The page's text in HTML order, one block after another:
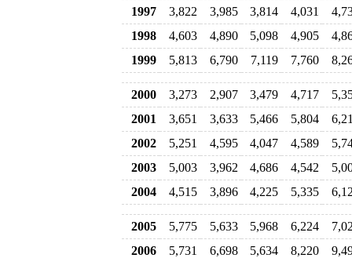
1997
3,822 3,985 3,814 4,031
1998
4,603 4,890 5,098 4,905
1999
5,813 6,790 7,119 7,760
2000 3,273 2,907 3,479 4,717
2001
3,651 3,633 5,466 5,804
2002
5,251 4,595 4,047 4,589
2003
5,003 3,962 4,686 4,542
2004
4,515 3,896 4,225 5,335
2005 5,775 5,633 5,968 6,224
2006
5,731 6,698 5,634 8,220